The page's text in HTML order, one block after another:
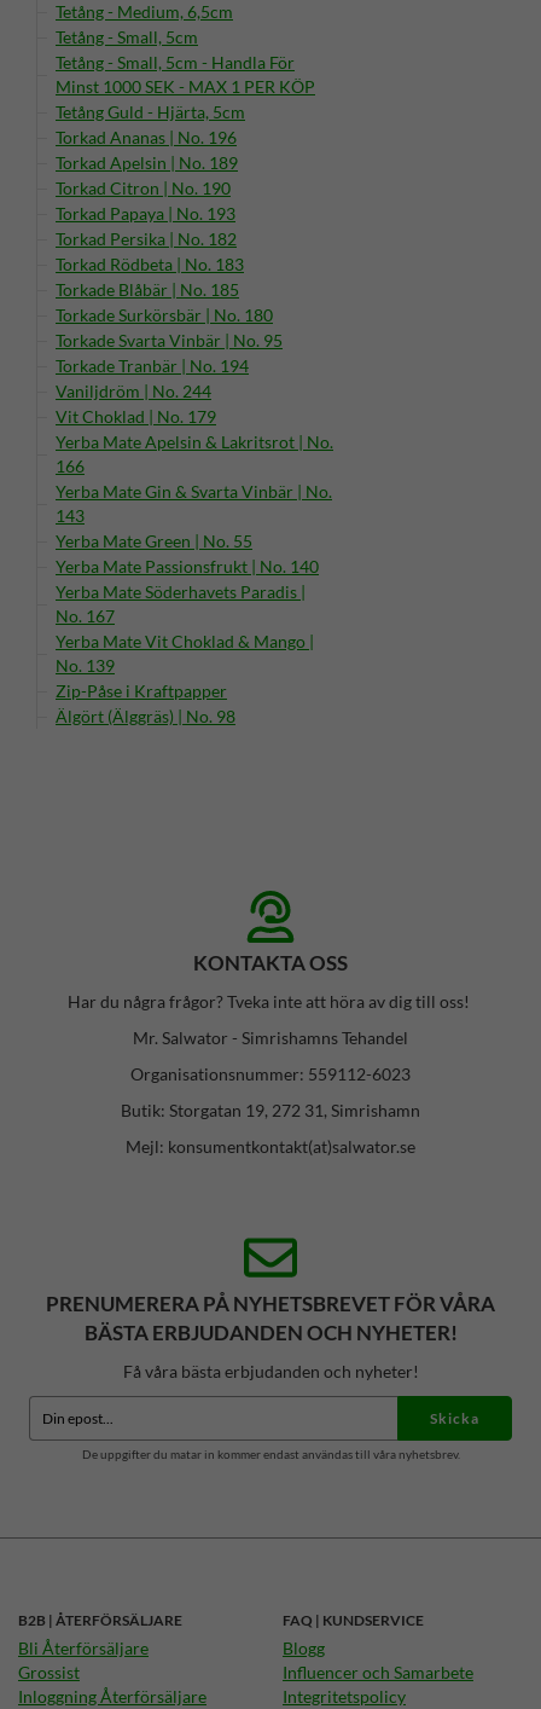
Tetång - Medium, 6,5cm
Tetång - Small, 5cm
Tetång - Small, 5cm - Handla För
Minst 1000 SEK - MAX 1 PER KÖP
Tetång Guld - Hjärta, 5cm
Torkad Ananas | No. 196
Torkad Apelsin | No. 189
Torkad Citron | No. 190
Torkad Papaya | No. 193
Torkad Persika | No. 182
Torkad Rödbeta | No. 183
Torkade Blåbär | No. 185
Torkade Surkörsbär | No. 180
Torkade Svarta Vinbär | No. 95
Torkade Tranbär | No. 194
Vaniljdröm | No. 244
Vit Choklad | No. 179
Yerba Mate Apelsin & Lakritsrot | No.
166
Yerba Mate Gin & Svarta Vinbär | No.
143
Yerba Mate Green | No. 55
Yerba Mate Passionsfrukt | No. 140
Yerba Mate Söderhavets Paradis |
No. 167
Yerba Mate Vit Choklad & Mango |
No. 139
Zip-Påse i Kraftpapper
Älgört (Älggräs) | No. 98
KONTAKTA OSS
Har du några frågor? Tveka inte att höra av dig till oss!
Mr. Salwator - Simrishamns Tehandel
Organisationsnummer: 559112-6023
Butik: Storgatan 19, 272 31, Simrishamn
Mejl: konsumentkontakt(at)salwator.se
PRENUMERERA PÅ NYHETSBREVET FÖR VÅRA
BÄSTA ERBJUDANDEN OCH NYHETER!
Få våra bästa erbjudanden och nyheter!
Skicka
De uppgifter du matar in kommer endast användas till våra nyhetsbrev.
B2B | ÅTERFÖRSÄLJARE
Bli Återförsäljare
Grossist
Inloggning Återförsäljare
FAQ | KUNDSERVICE
Blogg
Influencer och Samarbete
Integritetspolicy